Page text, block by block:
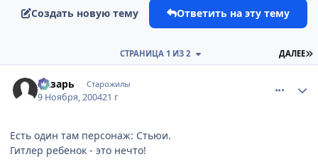
Создать новую тему Ответить на эту тему
ДАЛЕЕ
СТРАНИЦА 1 ИЗ 2
Лазарь Старожилы
9 Ноября, 200421 г
Есть один там персонаж: Стьюи.
Гитлер ребенок - это нечто!